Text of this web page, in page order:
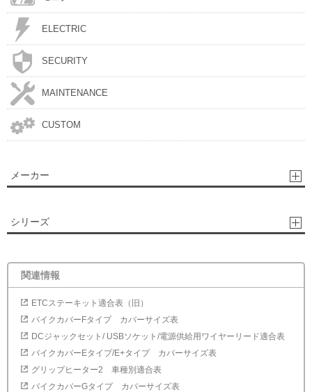
ELECTRIC
SECURITY
MAINTENANCE
CUSTOM
メーカー
シリーズ
関連情報
ETCステーキット適合表（旧）
バイクカバーFタイプ カバーサイズ表
DCジャックセット/ USBソケット/電源供給用ワイヤーリード適合表
バイクカバーEタイプ/E+タイプ カバーサイズ表
グリップヒーター2 車種別適合表
バイクカバーGタイプ カバーサイズ表